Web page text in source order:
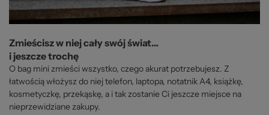
Zmieścisz w niej cały swój świat…
i jeszcze trochę
O bag mini zmieści wszystko, czego akurat potrzebujesz. Z
łatwością włożysz do niej telefon, laptopa, notatnik A4, książkę,
kosmetyczkę, przekąskę, a i tak zostanie Ci jeszcze miejsce na
nieprzewidziane zakupy.